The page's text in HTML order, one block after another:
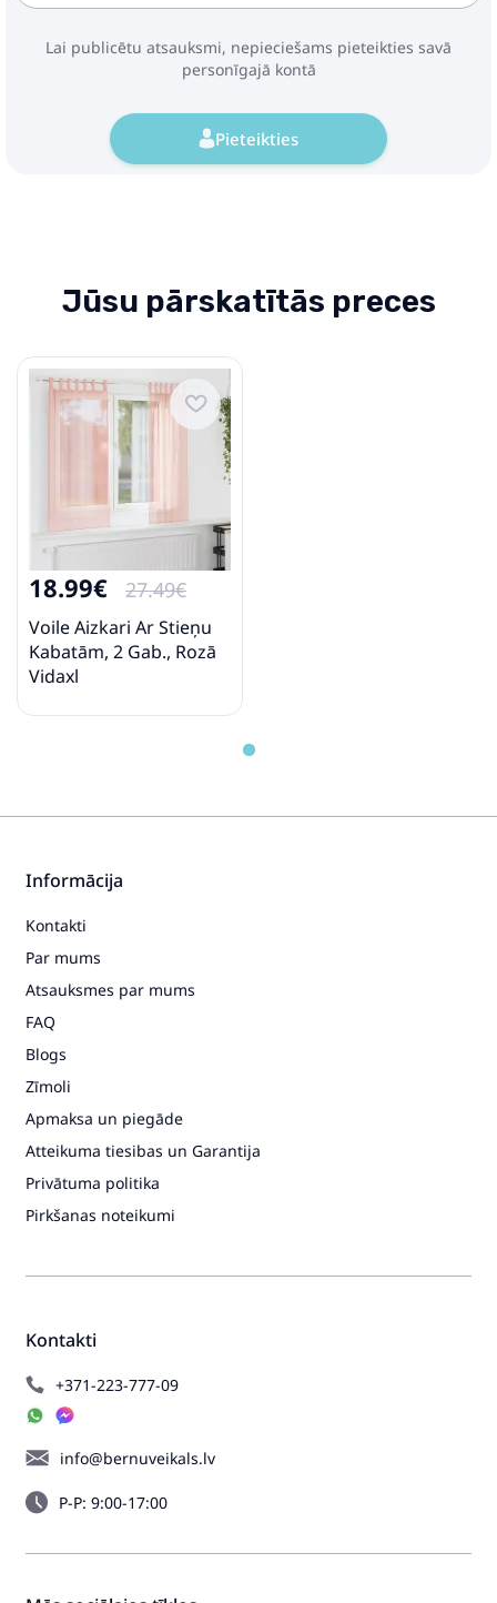
Lai publicētu atsauksmi, nepieciešams pieteikties savā
personīgajā kontā
Pieteikties
Jūsu pārskatītās preces
18.99€ 27.49€
Voile Aizkari Ar Stieņu
Kabatām, 2 Gab., Rozā
Vidaxl
Kontakti
+371-223-777-09
info@bernuveikals.lv
P-P: 9:00-17:00
Informācija
Kontakti
Par mums
Atsauksmes par mums
FAQ
Blogs
Zīmoli
Apmaksa un piegāde
Atteikuma tiesibas un Garantija
Privātuma politika
Pirkšanas noteikumi